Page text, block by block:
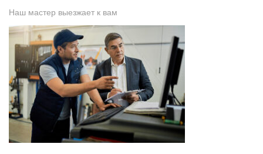
Наш мастер выезжает к вам